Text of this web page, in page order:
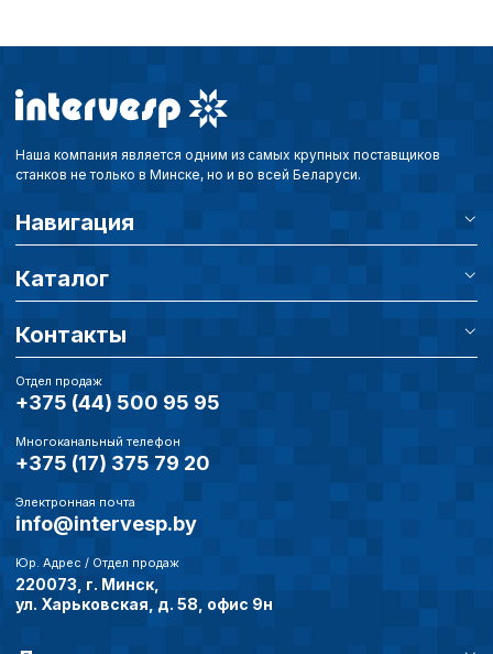
Наша компания является одним из самых крупных поставщиков
станков не только в Минске, но и во всей Беларуси.
Навигация
Каталог
Контакты
Отдел продаж
+375 (44) 500 95 95
Многоканальный телефон
+375 (17) 375 79 20
Электронная почта
info@intervesp.by
Юр. Адрес / Отдел продаж
220073, г. Минск,
ул. Харьковская, д. 58, офис 9н